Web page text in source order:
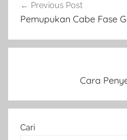
pos
Previous Post
Pemupukan Cabe Fase
Cara
Cari